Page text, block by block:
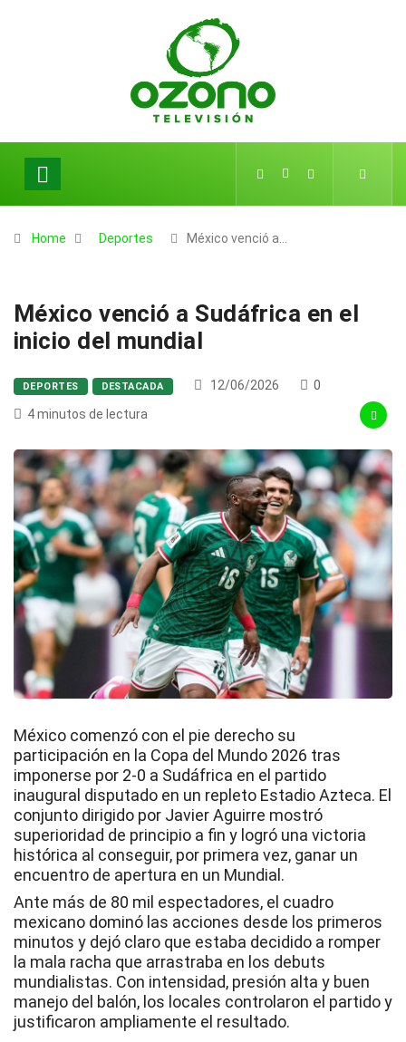
Home Deportes México venció a…
México venció a Sudáfrica en el
inicio del mundial
DEPORTES DESTACADA 12/06/2026
0
4 minutos de lectura
México comenzó con el pie derecho su
participación en la Copa del Mundo 2026 tras
imponerse por 2-0 a Sudáfrica en el partido
inaugural disputado en un repleto Estadio Azteca. El
conjunto dirigido por Javier Aguirre mostró
superioridad de principio a fin y logró una victoria
histórica al conseguir, por primera vez, ganar un
encuentro de apertura en un Mundial.
Ante más de 80 mil espectadores, el cuadro
mexicano dominó las acciones desde los primeros
minutos y dejó claro que estaba decidido a romper
la mala racha que arrastraba en los debuts
mundialistas. Con intensidad, presión alta y buen
manejo del balón, los locales controlaron el partido y
justificaron ampliamente el resultado.